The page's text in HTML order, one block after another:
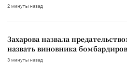
2 минуты назад
Захарова назвала
назвать виновника
3 минуты назад